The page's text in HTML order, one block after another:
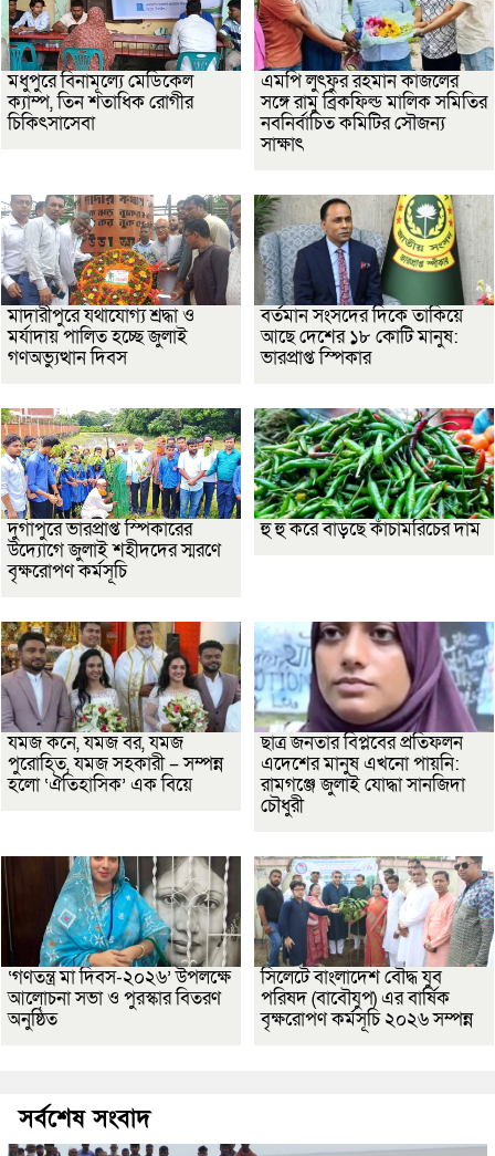
মধুপুরে বিনামূল্যে মেডিকেল
ক্যাম্প, তিন শতাধিক রোগীর
চিকিৎসাসেবা
এমপি লুৎফুর রহমান কাজলের
সঙ্গে রামু ব্রিকফিল্ড মালিক সমিতির
নবনির্বাচিত কমিটির সৌজন্য
সাক্ষাৎ
মাদারীপুরে যথাযোগ্য শ্রদ্ধা ও
মর্যাদায় পালিত হচ্ছে জুলাই
গণঅভ্যুত্থান দিবস
বর্তমান সংসদের দিকে তাকিয়ে
আছে দেশের ১৮ কোটি মানুষ:
ভারপ্রাপ্ত স্পিকার
দুর্গাপুরে ভারপ্রাপ্ত স্পিকারের
উদ্যোগে জুলাই শহীদদের স্মরণে
বৃক্ষরোপণ কর্মসূচি
হু হু করে বাড়ছে কাঁচামরিচের দাম
যমজ কনে, যমজ বর, যমজ
পুরোহিত, যমজ সহকারী – সম্পন্ন
হলো ‘ঐতিহাসিক’ এক বিয়ে
ছাত্র জনতার বিপ্লবের প্রতিফলন
এদেশের মানুষ এখনো পায়নি:
রামগঞ্জে জুলাই যোদ্ধা সানজিদা
চৌধুরী
‘গণতন্ত্র মা দিবস-২০২৬’ উপলক্ষে
আলোচনা সভা ও পুরস্কার বিতরণ
অনুষ্ঠিত
সিলেটে বাংলাদেশ বৌদ্ধ যুব
পরিষদ (বাবৌযুপ) এর বার্ষিক
বৃক্ষরোপণ কর্মসূচি ২০২৬ সম্পন্ন
সর্বশেষ সংবাদ